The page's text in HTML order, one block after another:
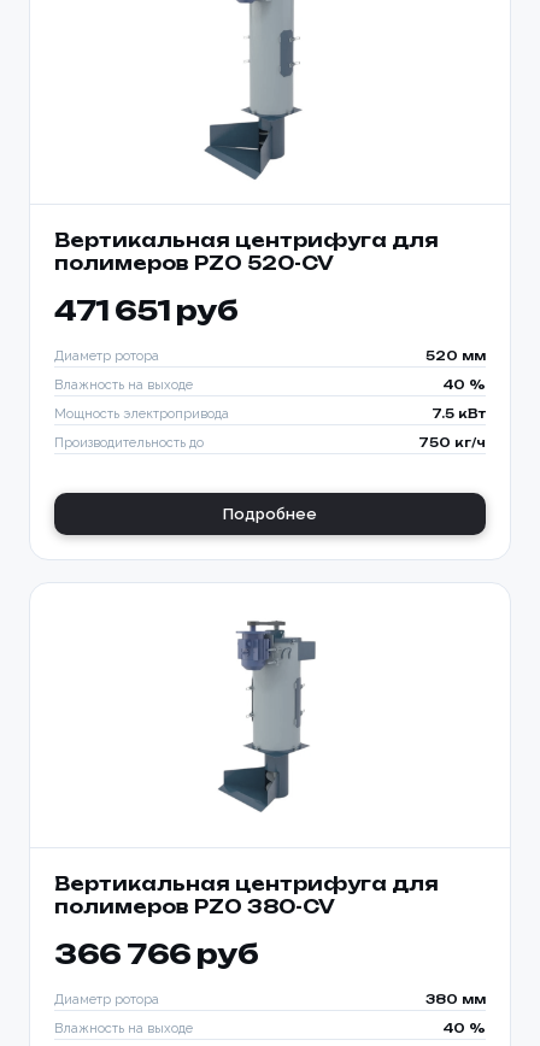
Вертикальная центрифуга для
полимеров PZO 520-CV
471 651 руб
Диаметр ротора 520 мм
Влажность на выходе 40 %
Мощность электропривода 7.5 кВт
Производительность до 750 кг/ч
Подробнее
Вертикальная центрифуга для
полимеров PZO 380-CV
366 766 руб
Диаметр ротора 380 мм
Влажность на выходе 40 %